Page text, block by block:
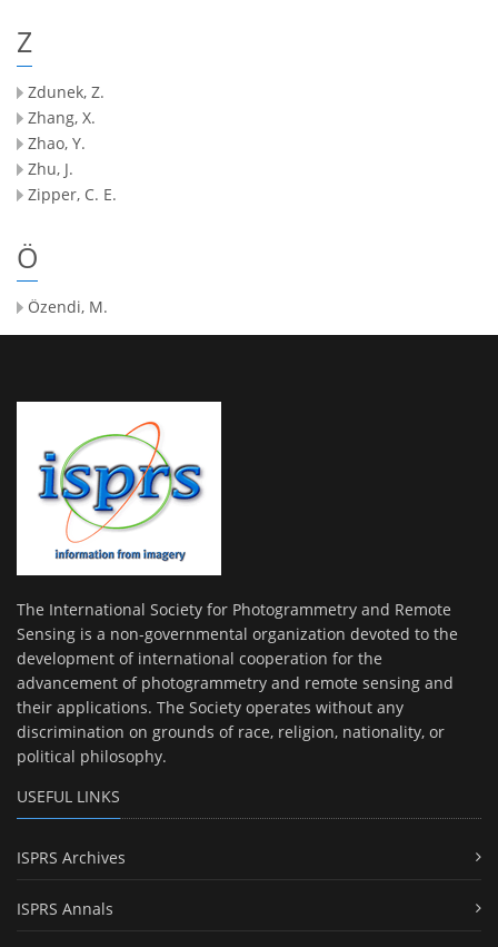
Z
Zdunek, Z.
Zhang, X.
Zhao, Y.
Zhu, J.
Zipper, C. E.
Ö
Özendi, M.
The International Society for Photogrammetry and Remote
Sensing is a non-governmental organization devoted to the
development of international cooperation for the
advancement of photogrammetry and remote sensing and
their applications. The Society operates without any
discrimination on grounds of race, religion, nationality, or
political philosophy.
USEFUL LINKS
ISPRS Archives
ISPRS Annals